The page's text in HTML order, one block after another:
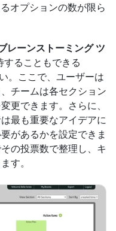
オプションの数が限ら
レーンストーミング ツ
ることもできる
。ここで、ユーザーは
チームは各セクション
更できます。さらに、
最も重要なアイデアに
があるかを設定できま
の投票数で整理し、キ
す。